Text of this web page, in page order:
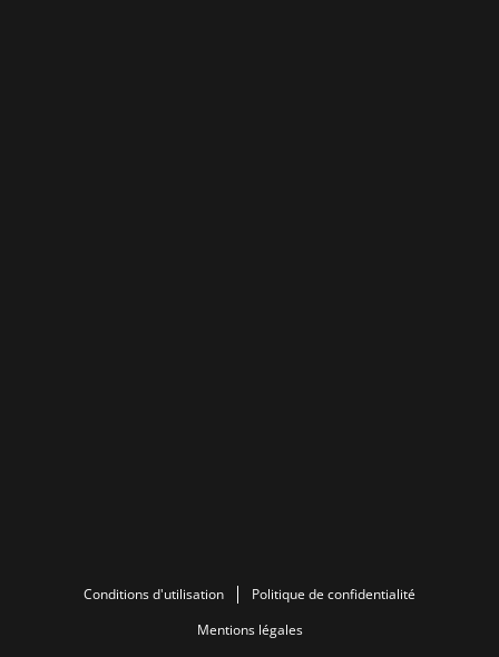
Conditions d'utilisation
Politique de confidentialité
Mentions légales